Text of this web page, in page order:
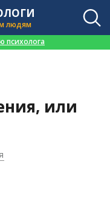
людям
психолога
или